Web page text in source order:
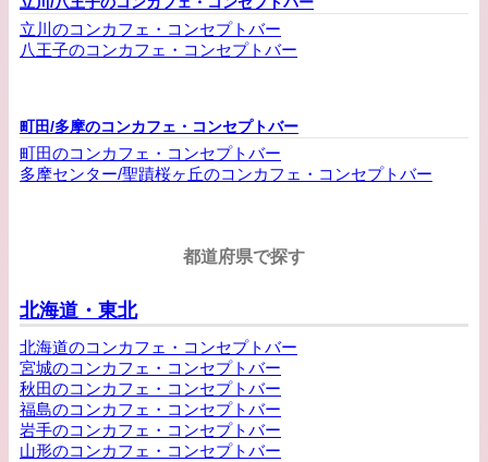
立川のコンカフェ・コンセプトバー
八王子のコンカフェ・コンセプトバー
町田/多摩のコンカフェ・コンセプトバー
町田のコンカフェ・コンセプトバー
多摩センター/聖蹟桜ヶ丘のコンカフェ・コンセプトバー
都道府県で探す
北海道・東北
北海道のコンカフェ・コンセプトバー
宮城のコンカフェ・コンセプトバー
秋田のコンカフェ・コンセプトバー
福島のコンカフェ・コンセプトバー
岩手のコンカフェ・コンセプトバー
山形のコンカフェ・コンセプトバー